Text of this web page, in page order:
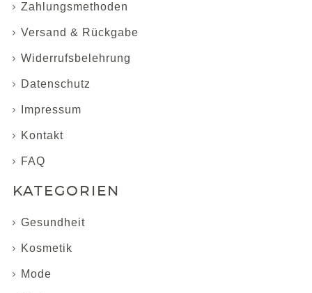
Zahlungsmethoden
Versand & Rückgabe
Widerrufsbelehrung
Datenschutz
Impressum
Kontakt
FAQ
KATEGORIEN
Gesundheit
Kosmetik
Mode